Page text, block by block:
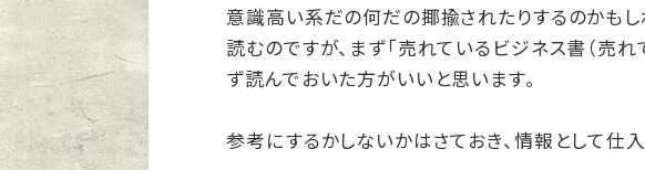
意識高い系だの何だの揶揄されたりするのかもし
読むのですが、まず「売れているビジネス書（売
ず読んでおいた方がいいと思います。
参考にするかしないかはさておき、情報として仕